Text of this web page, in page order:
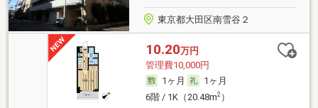
東京都大田区南雪谷２
10.20万円
管理費10,000円
1ヶ月
1ヶ月
6階 / 1K（20.48m2）